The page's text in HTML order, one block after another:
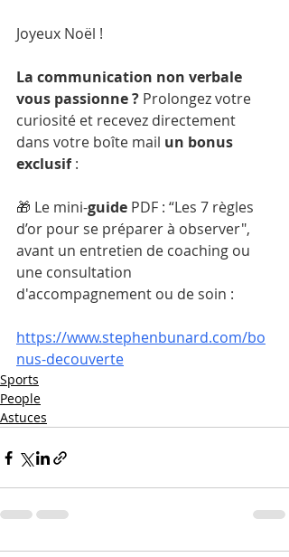
Joyeux Noël !
La communication non verbale
vous passionne ? Prolongez votre
curiosité et recevez directement
dans votre boîte mail un bonus
exclusif :
🎁 Le mini-guide PDF : “Les 7 règles
d’or pour se préparer à observer",
avant un entretien de coaching ou
une consultation
d'accompagnement ou de soin :
https://www.stephenbunard.com/bo
nus-decouverte
Sports
People
Astuces